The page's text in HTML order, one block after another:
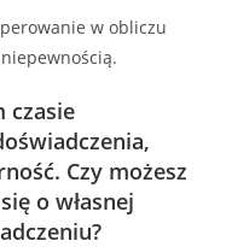
w obliczu
czasie
Czy możesz
o własnej